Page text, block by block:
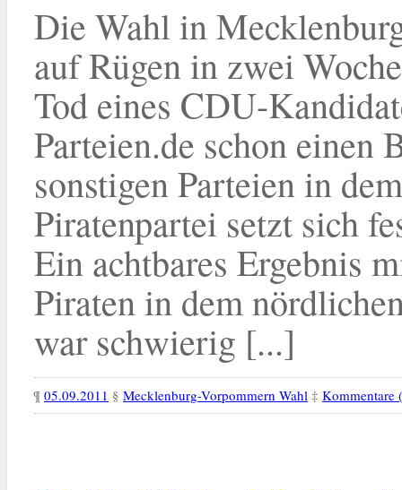
Die Wahl in
auf Rügen in zwei
Tod eines CDU-
Parteien.de schon einen
sonstigen Parteien in
Piratenpartei setzt sich
Ein achtbares Ergebnis
Piraten in dem
war schwierig [...]
¶ 05.09.2011 § Mecklenburg-Vorpommern Wahl ‡ Kommentare